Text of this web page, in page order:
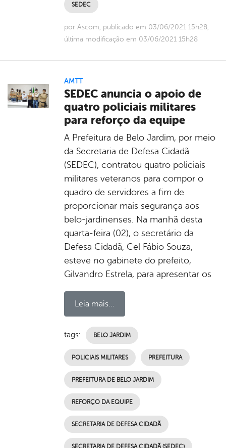
SEDEC
por Ascom, publicado em 03/06/2021 15h28,
última modificação em 03/06/2021 15h28
AMTT
SEDEC anuncia o apoio de
quatro policiais militares
para reforço da equipe
A Prefeitura de Belo Jardim, por meio
da Secretaria de Defesa Cidadã
(SEDEC), contratou quatro policiais
militares veteranos para compor o
quadro de servidores a fim de
proporcionar mais segurança aos
belo-jardinenses. Na manhã desta
quarta-feira (02), o secretário da
Defesa Cidadã, Cel Fábio Souza,
esteve no gabinete do prefeito,
Gilvandro Estrela, para apresentar os
Leia mais...
tags: BELO JARDIM
POLICIAIS MILITARES PREFEITURA
PREFEITURA DE BELO JARDIM
REFORÇO DA EQUIPE
SECRETARIA DE DEFESA CIDADÃ
SECRETARIA DE DEFESA CIDADÃ (SEDEC)